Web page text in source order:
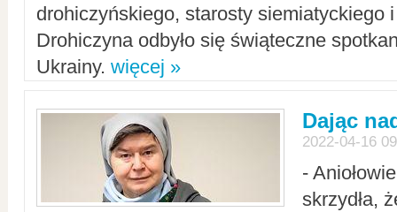
drohiczyńskiego, starosty siemiatyckiego
Drohiczyna odbyło się świąteczne
Ukrainy. więcej »
Dając
2022-04-16
-
skrzydła,